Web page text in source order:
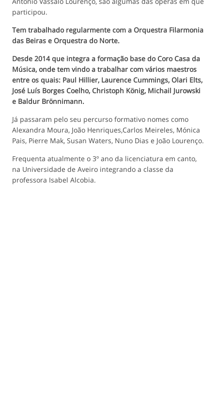
participou.
Tem trabalhado regularmente com a Orquestra Filarmonia
das Beiras e Orquestra do Norte.
Desde 2014 que integra a formação base do Coro Casa da
Música, onde tem vindo a trabalhar com vários maestros
entre os quais: Paul Hillier, Laurence Cummings, Olari Elts,
José Luís Borges Coelho, Christoph König, Michail Jurowski
e Baldur Brönnimann.
Já passaram pelo seu percurso formativo nomes como
Alexandra Moura, João Henriques,Carlos Meireles, Mónica
Pais, Pierre Mak, Susan Waters, Nuno Dias e João Lourenço.
Frequenta atualmente o 3º ano da licenciatura em canto,
na Universidade de Aveiro integrando a classe da
professora Isabel Alcobia.